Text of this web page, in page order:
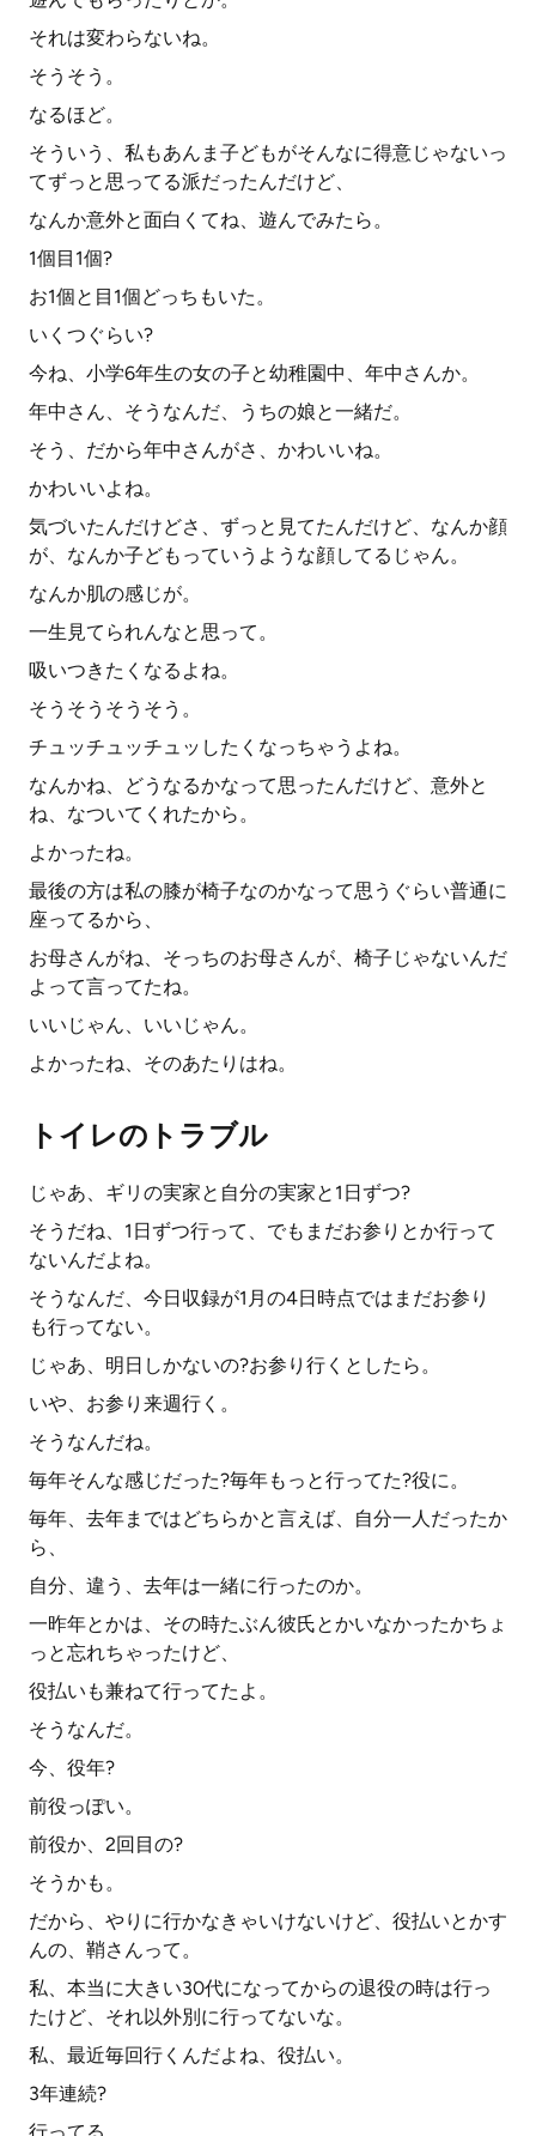
それは変わらないね。
そうそう。
なるほど。
そういう、私もあんま子どもがそんなに得意じゃないっ
てずっと思ってる派だったんだけど、
なんか意外と面白くてね、遊んでみたら。
1個目1個?
お1個と目1個どっちもいた。
いくつぐらい?
今ね、小学6年生の女の子と幼稚園中、年中さんか。
年中さん、そうなんだ、うちの娘と一緒だ。
そう、だから年中さんがさ、かわいいね。
かわいいよね。
気づいたんだけどさ、ずっと見てたんだけど、なんか顔
が、なんか子どもっていうような顔してるじゃん。
なんか肌の感じが。
一生見てられんなと思って。
吸いつきたくなるよね。
そうそうそうそう。
チュッチュッチュッしたくなっちゃうよね。
なんかね、どうなるかなって思ったんだけど、意外と
ね、なついてくれたから。
よかったね。
最後の方は私の膝が椅子なのかなって思うぐらい普通に
座ってるから、
お母さんがね、そっちのお母さんが、椅子じゃないんだ
よって言ってたね。
いいじゃん、いいじゃん。
よかったね、そのあたりはね。
トイレのトラブル
じゃあ、ギリの実家と自分の実家と1日ずつ?
そうだね、1日ずつ行って、でもまだお参りとか行って
ないんだよね。
そうなんだ、今日収録が1月の4日時点ではまだお参り
も行ってない。
じゃあ、明日しかないの?お参り行くとしたら。
いや、お参り来週行く。
そうなんだね。
毎年そんな感じだった?毎年もっと行ってた?役に。
毎年、去年まではどちらかと言えば、自分一人だったか
ら、
自分、違う、去年は一緒に行ったのか。
一昨年とかは、その時たぶん彼氏とかいなかったかちょ
っと忘れちゃったけど、
役払いも兼ねて行ってたよ。
そうなんだ。
今、役年?
前役っぽい。
前役か、2回目の?
そうかも。
だから、やりに行かなきゃいけないけど、役払いとかす
んの、鞘さんって。
私、本当に大きい30代になってからの退役の時は行っ
たけど、それ以外別に行ってないな。
私、最近毎回行くんだよね、役払い。
3年連続?